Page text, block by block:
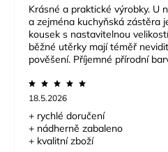
Krásné a praktické výrobky. U
a zejména kuchyňská zástěra
kousek s nastavitelnou
běžné utěrky mají téměř
pověšení. Příjemné přírodní
18.5.2026
+ rychlé doručení
+ nádherně zabaleno
+ kvalitní zboží